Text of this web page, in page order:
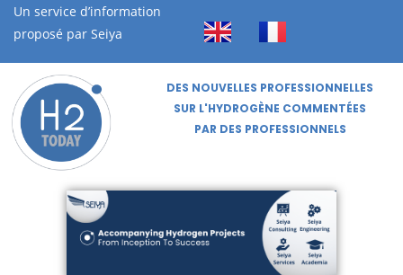
Un service d’information
proposé par Seiya
DES NOUVELLES PROFESSIONNELLES
SUR L'HYDROGÈNE COMMENTÉES
PAR DES PROFESSIONNELS